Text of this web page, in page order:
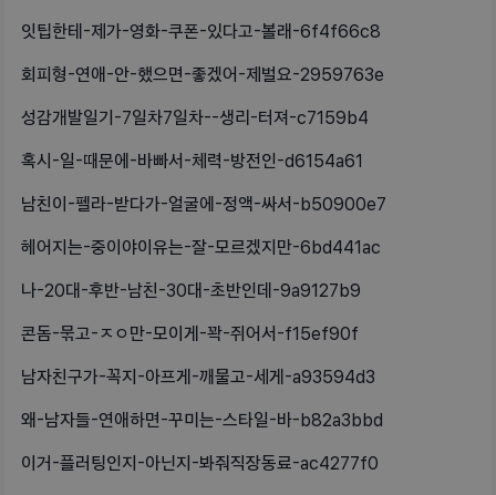
잇팁한테-제가-영화-쿠폰-있다고-볼래-6f4f66c8
회피형-연애-안-했으면-좋겠어-제벌요-2959763e
성감개발일기-7일차7일차--생리-터져-c7159b4
혹시-일-때문에-바빠서-체력-방전인-d6154a61
남친이-펠라-받다가-얼굴에-정액-싸서-b50900e7
헤어지는-중이야이유는-잘-모르겠지만-6bd441ac
나-20대-후반-남친-30대-초반인데-9a9127b9
콘돔-묶고-ㅈㅇ만-모이게-꽉-쥐어서-f15ef90f
남자친구가-꼭지-아프게-깨물고-세게-a93594d3
왜-남자들-연애하면-꾸미는-스타일-바-b82a3bbd
이거-플러팅인지-아닌지-봐줘직장동료-ac4277f0